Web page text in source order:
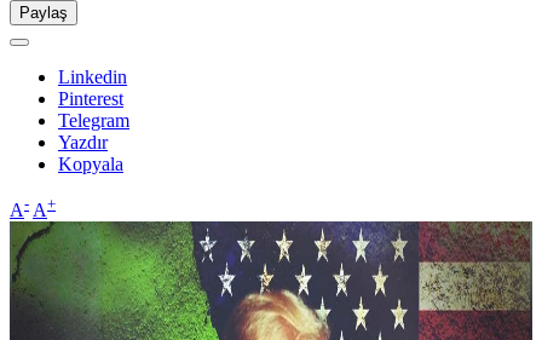
Paylaş
Linkedin
Pinterest
Telegram
Yazdır
Kopyala
A- A+